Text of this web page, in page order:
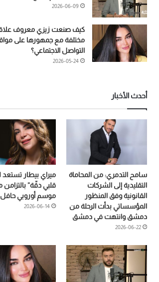
2026-06-09
كيف صنعت زيزي معروف
مختلفة مع جمهورها على
التواصل الاجتماعي؟
2026-05-24
أحدث الأخبار
سامح التدمري: من المحاماة
التقليدية إلى الشركات
القانونية وفق المنظور
المؤسساتي بدأت الرحلة من
دمشق وانتهت في دمشق
2026-06-22
ميراي بيطار تستعد
قلبي دقّة” بالتزامن
موسم أوروبي حافل
2026-06-14